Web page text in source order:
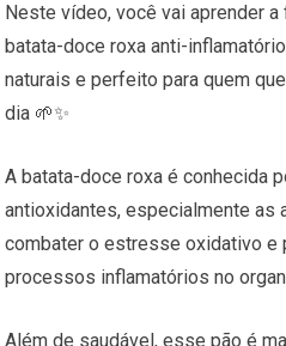
Neste vídeo, você vai aprender
batata-doce roxa anti-
naturais e perfeito para quem
dia 🌱✨
A batata-doce roxa é conhecida
antioxidantes, especialmente as
combater o estresse oxidativo e
processos inflamatórios no
Além de saudável, esse pão é